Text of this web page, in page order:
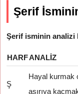
Şerif
Şerif isminin analizi
HARFANALIZ
Ş
Hayal kurmak
aşırıya